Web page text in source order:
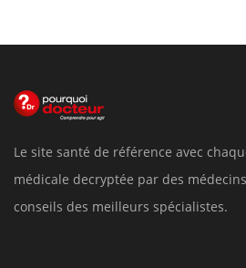
Le site santé de référence avec
médicale decryptée par des
conseils des meilleurs spécialistes.